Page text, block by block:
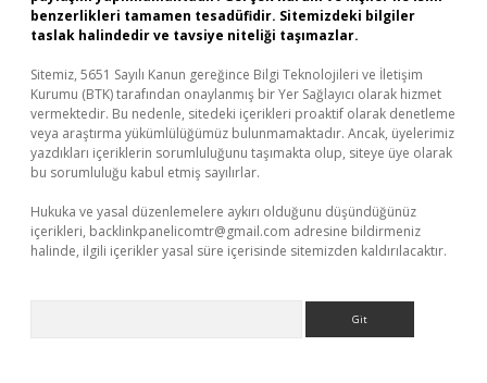
benzerlikleri tamamen tesadüfidir. Sitemizdeki bilgiler
taslak halindedir ve tavsiye niteliği taşımazlar.
Sitemiz, 5651 Sayılı Kanun gereğince Bilgi Teknolojileri ve İletişim
Kurumu (BTK) tarafından onaylanmış bir Yer Sağlayıcı olarak hizmet
vermektedir. Bu nedenle, sitedeki içerikleri proaktif olarak denetleme
veya araştırma yükümlülüğümüz bulunmamaktadır. Ancak, üyelerimiz
yazdıkları içeriklerin sorumluluğunu taşımakta olup, siteye üye olarak
bu sorumluluğu kabul etmiş sayılırlar.
Hukuka ve yasal düzenlemelere aykırı olduğunu düşündüğünüz
içerikleri, backlinkpanelicomtr@gmail.com adresine bildirmeniz
halinde, ilgili içerikler yasal süre içerisinde sitemizden kaldırılacaktır.